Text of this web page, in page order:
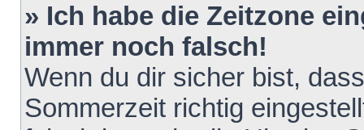
» Ich habe die Zeitzone
immer noch falsch!
Wenn du dir sicher bist,
Sommerzeit richtig